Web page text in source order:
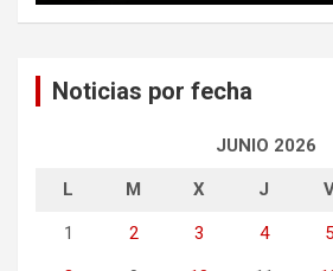
Noticias por fecha
JUNIO 2026
L M X J
1 2 3 4 5